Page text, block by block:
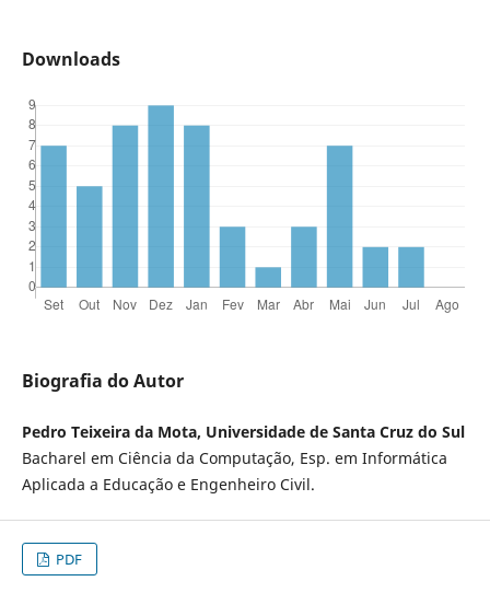
Downloads
Biografia do Autor
Pedro Teixeira da Mota, Universidade de Santa Cruz do Sul
Bacharel em Ciência da Computação, Esp. em Informática
Aplicada a Educação e Engenheiro Civil.
PDF